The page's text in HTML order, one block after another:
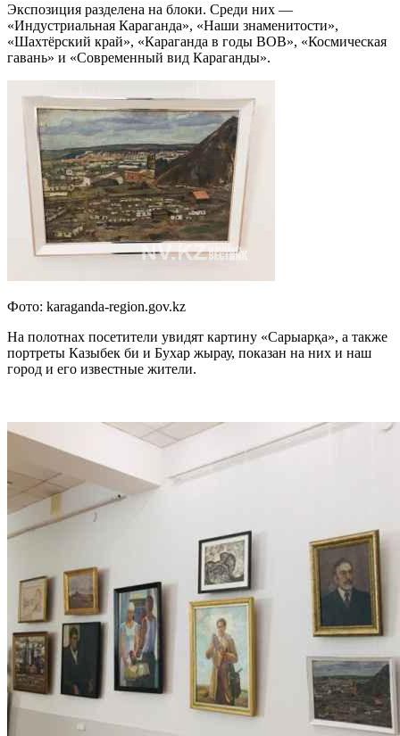
Экспозиция разделена на блоки. Среди них —
«Индустриальная Караганда», «Наши знаменитости»,
«Шахтёрский край», «Караганда в годы ВОВ», «Космическая
гавань» и «Современный вид Караганды».
Фото: karaganda-region.gov.kz
На полотнах посетители увидят картину «Сарыарқа», а также
портреты Казыбек би и Бухар жырау, показан на них и наш
город и его известные жители.